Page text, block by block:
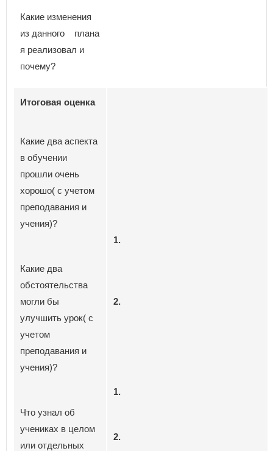
Какие изменения
из данного плана
я реализовал и
почему?
Итоговая оценка
Какие два аспекта
в обучении
прошли очень
хорошо( с учетом
преподавания и
учения)?
Какие два
обстоятельства
могли бы
улучшить урок( с
учетом
преподавания и
учения)?
Что узнал об
учениках в целом
или отдельных
1.
2.
1.
2.